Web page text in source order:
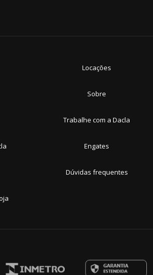
Locações
Sobre
Trabalhe com a Dacla
Engates
Dúvidas frequentes